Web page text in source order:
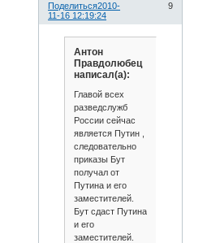
Поделиться 9
2010-
11-16 12:19:24
Антон
Правдолюбец
написал(а):
Главой всех
разведслужб
России сейчас
является Путин ,
следовательно
приказы Бут
получал от
Путина и его
заместителей.
Бут сдаст Путина
и его
заместителей.